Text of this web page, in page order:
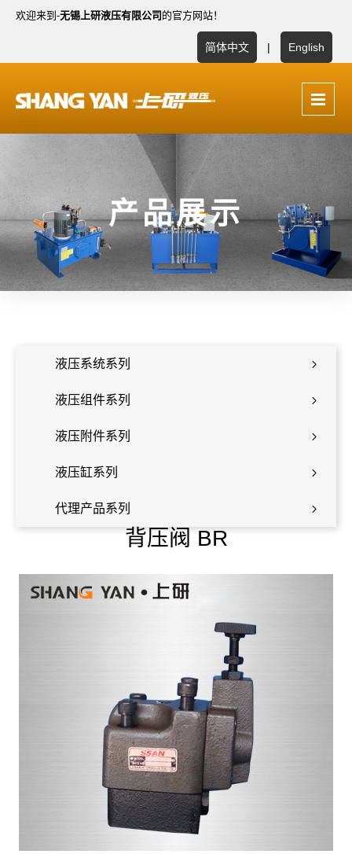
欢迎来到-无锡上研液压有限公司 的官方网站！
简体中文 | English
产品展示
液压系统系列
液压组件系列
液压附件系列
液压缸系列
代理产品系列
背压阀 BR